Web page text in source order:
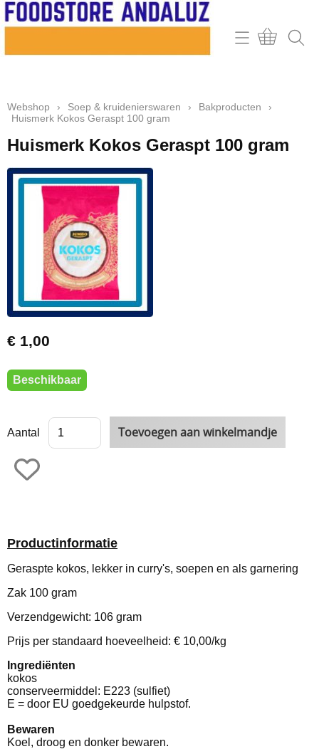
Home
Contact
Mijn account
Retour & klachten
Informatie
Webshop › Soep & kruidenierswaren › Bakproducten
›
Huismerk Kokos Geraspt 100 gram
Huismerk Kokos Geraspt 100 gram
€ 1,00
Beschikbaar
Aantal
Productinformatie
Geraspte kokos, lekker in curry's, soepen en als garnering
Zak 100 gram
Verzendgewicht: 106 gram
Prijs per standaard hoeveelheid: € 10,00/kg
Ingrediënten
kokos
conserveermiddel: E223 (sulfiet)
E = door EU goedgekeurde hulpstof.
Bewaren
Koel, droog en donker bewaren.